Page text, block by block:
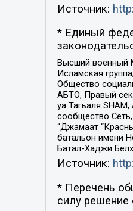
Источник:
* Единый
Высший военный
Исламская
Общество
АБТО, Правый
уа Тагьаля
сообщество
“Джамаат
батальон имени
Батал-Хаджи
Источник:
* Перечень
силу решение